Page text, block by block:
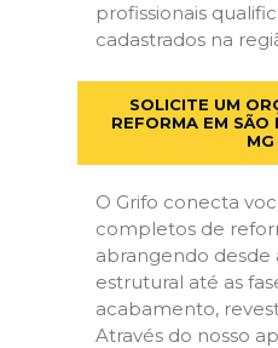
profissionais
cadastrados na
SOLICITE UM
REFORMA EM SÃO
MG
O Grifo conecta
completos de
abrangendo desde
estrutural até as
acabamento,
Através do nosso